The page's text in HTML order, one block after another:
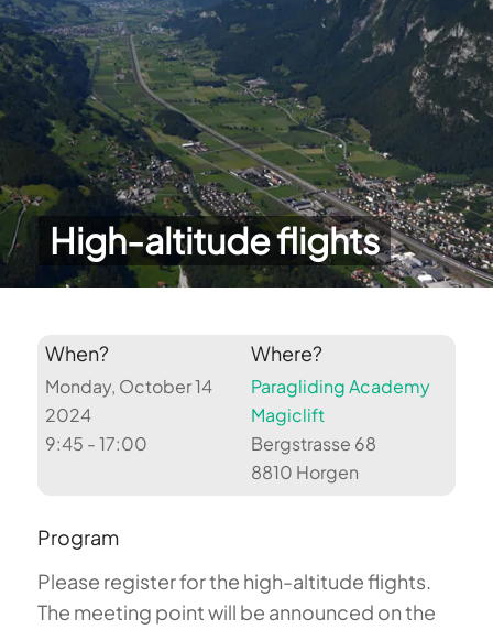
High-altitude flights
When?
Monday, October 14
2024
9:45 - 17:00
Where?
Paragliding Academy
Magiclift
Bergstrasse 68
8810 Horgen
Program
Please register for the high-altitude flights.
The meeting point will be announced on the